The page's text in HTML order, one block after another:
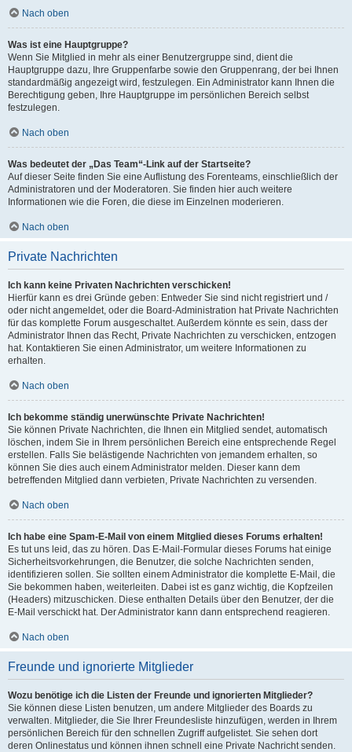
Nach oben
Was ist eine Hauptgruppe?
Wenn Sie Mitglied in mehr als einer Benutzergruppe sind, dient die
Hauptgruppe dazu, Ihre Gruppenfarbe sowie den Gruppenrang, der bei Ihnen
standardmäßig angezeigt wird, festzulegen. Ein Administrator kann Ihnen die
Berechtigung geben, Ihre Hauptgruppe im persönlichen Bereich selbst
festzulegen.
Nach oben
Was bedeutet der „Das Team“-Link auf der Startseite?
Auf dieser Seite finden Sie eine Auflistung des Forenteams, einschließlich der
Administratoren und der Moderatoren. Sie finden hier auch weitere
Informationen wie die Foren, die diese im Einzelnen moderieren.
Nach oben
Private Nachrichten
Ich kann keine Privaten Nachrichten verschicken!
Hierfür kann es drei Gründe geben: Entweder Sie sind nicht registriert und /
oder nicht angemeldet, oder die Board-Administration hat Private Nachrichten
für das komplette Forum ausgeschaltet. Außerdem könnte es sein, dass der
Administrator Ihnen das Recht, Private Nachrichten zu verschicken, entzogen
hat. Kontaktieren Sie einen Administrator, um weitere Informationen zu
erhalten.
Nach oben
Ich bekomme ständig unerwünschte Private Nachrichten!
Sie können Private Nachrichten, die Ihnen ein Mitglied sendet, automatisch
löschen, indem Sie in Ihrem persönlichen Bereich eine entsprechende Regel
erstellen. Falls Sie belästigende Nachrichten von jemandem erhalten, so
können Sie dies auch einem Administrator melden. Dieser kann dem
betreffenden Mitglied dann verbieten, Private Nachrichten zu versenden.
Nach oben
Ich habe eine Spam-E-Mail von einem Mitglied dieses Forums erhalten!
Es tut uns leid, das zu hören. Das E-Mail-Formular dieses Forums hat einige
Sicherheitsvorkehrungen, die Benutzer, die solche Nachrichten senden,
identifizieren sollen. Sie sollten einem Administrator die komplette E-Mail, die
Sie bekommen haben, weiterleiten. Dabei ist es ganz wichtig, die Kopfzeilen
(Headers) mitzuschicken. Diese enthalten Details über den Benutzer, der die
E-Mail verschickt hat. Der Administrator kann dann entsprechend reagieren.
Nach oben
Freunde und ignorierte Mitglieder
Wozu benötige ich die Listen der Freunde und ignorierten Mitglieder?
Sie können diese Listen benutzen, um andere Mitglieder des Boards zu
verwalten. Mitglieder, die Sie Ihrer Freundesliste hinzufügen, werden in Ihrem
persönlichen Bereich für den schnellen Zugriff aufgelistet. Sie sehen dort
deren Onlinestatus und können ihnen schnell eine Private Nachricht senden.